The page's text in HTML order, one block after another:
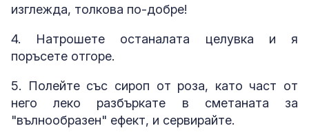
изглежда, толкова по-добре!
4. Натрошете останалата целувка и я
поръсете отгоре.
5. Полейте със сироп от роза, като част от
него леко разбъркате в сметаната за
"вълнообразен" ефект, и сервирайте.